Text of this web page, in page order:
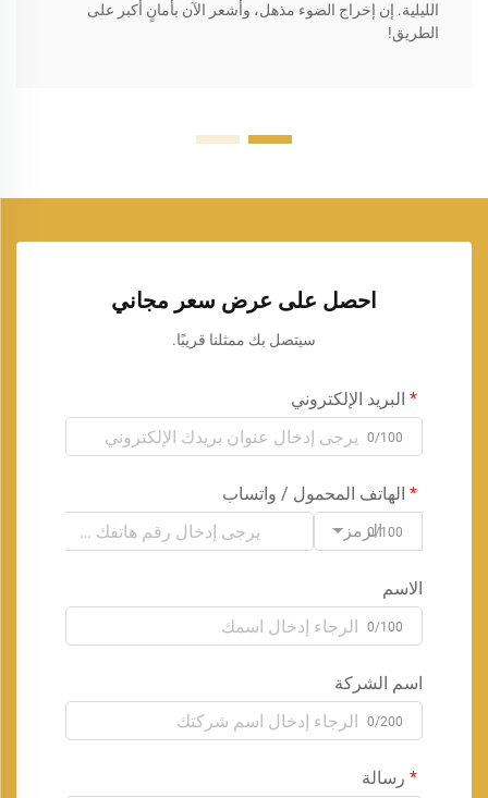
الليلية. إن إخراج الضوء مذهل، وأشعر الآن بأمانٍ أكبر على
الطريق!
احصل على عرض سعر مجاني
سيتصل بك ممثلنا قريبًا.
البريد الإلكتروني
0/100
الهاتف المحمول / واتساب
الرمز0/100
الاسم
0/100
اسم الشركة
0/200
رسالة